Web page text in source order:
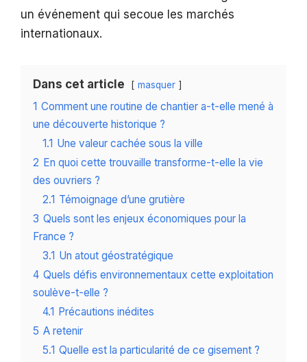
un événement qui secoue les marchés
internationaux.
Dans cet article masquer
1 Comment une routine de chantier a-t-elle mené à
une découverte historique ?
1.1 Une valeur cachée sous la ville
2 En quoi cette trouvaille transforme-t-elle la vie
des ouvriers ?
2.1 Témoignage d’une grutière
3 Quels sont les enjeux économiques pour la
France ?
3.1 Un atout géostratégique
4 Quels défis environnementaux cette exploitation
soulève-t-elle ?
4.1 Précautions inédites
5 A retenir
5.1 Quelle est la particularité de ce gisement ?